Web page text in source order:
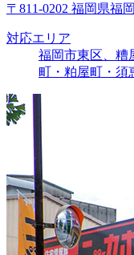
〒811-0202 福岡県福
対応エリア
福岡市東区、糟
町・粕屋町・須